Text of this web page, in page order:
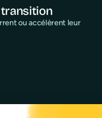
ou accélèrent leur